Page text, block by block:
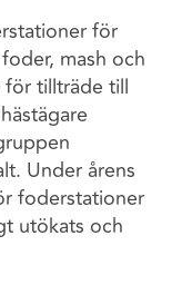
för
mash och
tillträde till
Under årens
foderstationer
utökats och